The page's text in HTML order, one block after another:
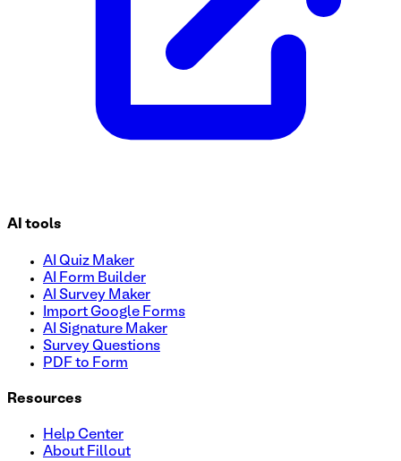
AI tools
AI Quiz Maker
AI Form Builder
AI Survey Maker
Import Google Forms
AI Signature Maker
Survey Questions
PDF to Form
Resources
Help Center
About Fillout